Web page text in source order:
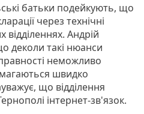
батьки подейкують, що
через технічні
відділеннях. Андрій
деколи такі нюанси
неможливо
швидко
що відділення
інтернет-зв'язок.